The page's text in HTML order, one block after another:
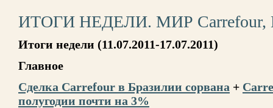
ИТОГИ НЕДЕЛИ. МИР Carrefour,
Итоги недели (11.07.2011-17.07.2011)
Главное
Сделка Carrefour в Бразилии сорвана +
полугодии почти на 3%